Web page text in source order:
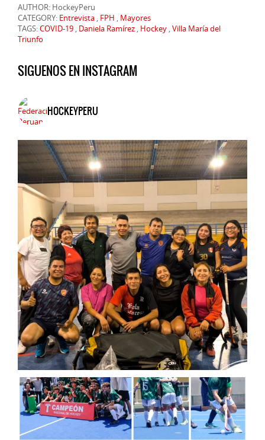
AUTHOR: HockeyPeru
CATEGORY: Entrevista , FPH , Mayores
TAGS:COVID-19 , Daniela Ramírez , Hockey ,Villa María del
Triunfo
SIGUENOS EN INSTAGRAM
HOCKEYPERU